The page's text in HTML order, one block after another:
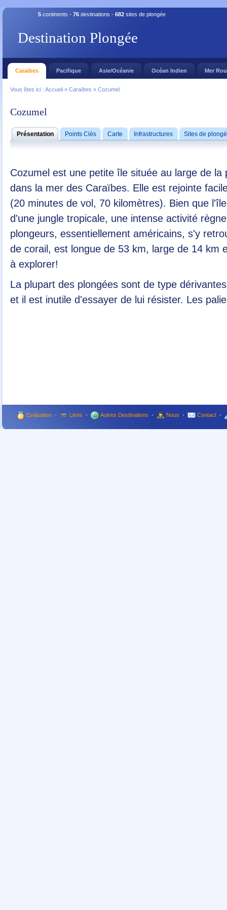
Destination Plongée
5 continents - 76 destinations - 682 sites de plongée
Caraïbes Pacifique Asie/Océanie Océan Indien Mer
Vous êtes ici : Accueil » Caraïbes » Cozumel
Cozumel
Présentation Points Clés Carte Infrastructures Sites de
Cozumel est une petite île située au large de la
dans la mer des Caraïbes. Elle est rejointe
(20 minutes de vol, 70 kilomètres). Bien que
d'une jungle tropicale, une intense activité
plongeurs, essentiellement américains, s'y
de corail, est longue de 53 km, large de 14 km
à explorer!
La plupart des plongées sont de type
et il est inutile d'essayer de lui résister. Les
Evaluation • Liens • Autres Destinations • Nous • Contact •